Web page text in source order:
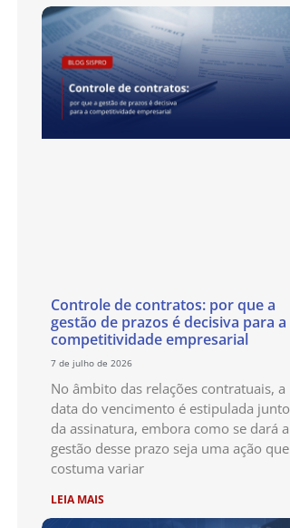
Controle de contratos: por que a
gestão de prazos é decisiva para a
competitividade empresarial
7 de julho de 2026
No âmbito das relações contratuais, a
data do vencimento é estipulada junto
da assinatura, embora como se dará a
gestão desse prazo seja uma ação que
costuma variar
LEIA MAIS